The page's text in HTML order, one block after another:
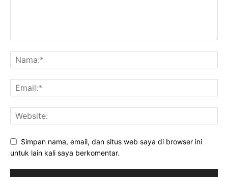
Simpan nama, email, dan situs web saya di browser ini
untuk lain kali saya berkomentar.